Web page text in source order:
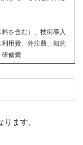
を含む）、技術導入
用費、外注費、知的
研修費
ります。